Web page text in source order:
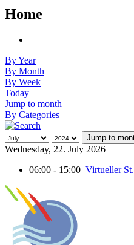
Home
By Year
By Month
By Week
Today
Jump to month
By Categories
Jump to
Wednesday, 22. July 2026
06:00 - 15:00 Virtueller